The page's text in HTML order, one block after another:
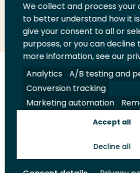
Deel
LinkedIn
Deel
op
Twitter
Deel
op
Facebook
Email
deze
pagina
Print
deze
Volg
ons
op
LinkedIn
Volg
ons
op
Facebook
Volg
ons
op
YouTube
Volg
ons
op
Instagram
Juridisch Security A-Z
Toekomstmakers
We collect and process your
to better understand how it is
give your consent to all or
purposes, or you can decline
more information, see our
Analytics
A/B testing and
Conversion tracking
Marketing automation
Accept all
Decline all